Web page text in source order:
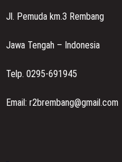
Jl. Pemuda km.3 Rembang
Jawa Tengah – Indonesia
Telp. 0295-691945
Email: r2brembang@gmail.com